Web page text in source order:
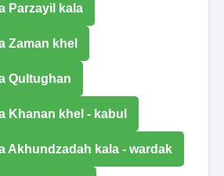
Parzayil kala
Zaman khel
Qultughan
Khanan khel - kabul
Akhundzadah kala - wardak